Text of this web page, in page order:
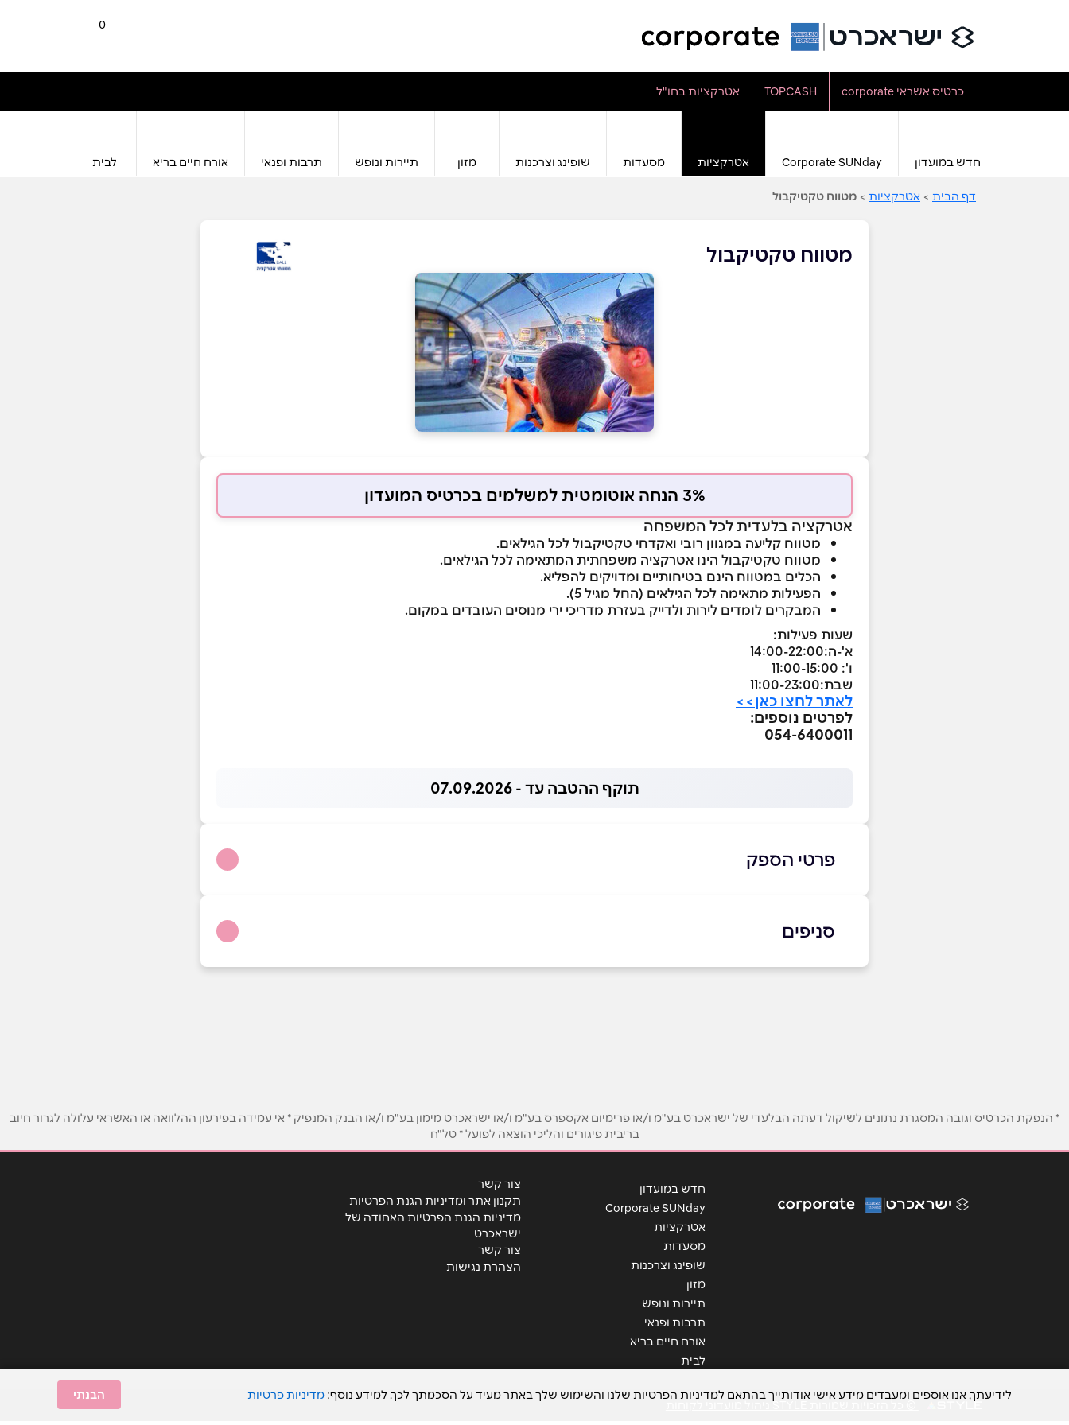
0
כרטיס אשראי corporate TOPCASH אטרקציות בחו"ל
חדש במועדון Corporate SUNday אטרקציות מסעדות שופינג וצרכנות מזון תיירות ונופש תרבות ופנאי אורח חיים בריא לבית
דף הבית > אטרקציות > מטווח טקטיקבול
מטווח טקטיקבול
3% הנחה אוטומטית למשלמים בכרטיס המועדון
אטרקציה בלעדית לכל המשפחה
מטווח קליעה במגוון רובי ואקדחי טקטיקבול לכל הגילאים.
מטווח טקטיקבול הינו אטרקציה משפחתית המתאימה לכל הגילאים.
הכלים במטווח הינם בטיחותיים ומדויקים להפליא.
הפעילות מתאימה לכל הגילאים (החל מגיל 5).
המבקרים לומדים לירות ולדייק בעזרת מדריכי ירי מנוסים העובדים במקום.
שעות פעילות:
א'-ה:14:00-22:00
ו': 11:00-15:00
שבת:11:00-23:00
לאתר לחצו כאן>>
לפרטים נוספים:
054-6400011
תוקף ההטבה עד - 07.09.2026
פרטי הספק
אנא חזרו אלי בקשר ל...
הודעה*
שליחה
סניפים
רחובות
* הנפקת הכרטיס וגובה המסגרת נתונים לשיקול דעתה הבלעדי של ישראכרט בע"מ ו/או פרימיום אקספרס בע"מ ו/או ישראכרט מימון בע"מ ו/או הבנק המנפיק * אי עמידה בפירעון ההלוואה או האשראי עלולה לגרור חיוב
בריבית פיגורים והליכי הוצאה לפועל * טל"ח
חדש במועדון
Corporate SUNday
אטרקציות
מסעדות
שופינג וצרכנות
מזון
תיירות ונופש
תרבות ופנאי
אורח חיים בריא
לבית
צור קשר
תקנון אתר ומדיניות הגנת הפרטיות
מדיניות הגנת הפרטיות האחודה של
ישראכרט
צור קשר
הצהרת נגישות
לידיעתך, אנו אוספים ומעבדים מידע אישי אודותייך בהתאם למדיניות הפרטיות שלנו והשימוש שלך באתר מעיד על הסכמתך לכך. למידע נוסף: מדיניות פרטיות הבנתי